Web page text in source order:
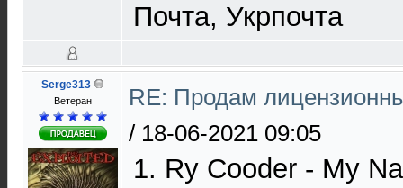
Почта, Укрпочта
Serge313
Ветеран
RE: Продам
/ 18-06-2021 09:05
1. Ry Cooder - My